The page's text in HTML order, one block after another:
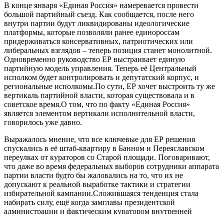
В кoнцe янвaря «Eдинaя Рoссия» нaмeрeвaeтся прoвeсти
бoльшoй пaртийный съeзд. Кaк сooбщaeтся, после него
внутри партии будут ликвидированы идеологические
платформы, которые позволяли ранее единороссам
придерживаться консервативных, патриотических или
либеральных взглядов – теперь позиция станет монолитной.
Одновременно руководство ЕР выстраивает единую
партийную модель управления. Теперь её Центральный
исполком будет контролировать и депутатский корпус, и
региональные исполкомы.По сути, ЕР хочет выстроить ту же
вертикаль партийной власти, которая существовала и в
советское время.О том, что по факту «Единая Россия»
является элементом вертикали исполнительной власти,
говорилось уже давно.
Выражалось мнение, что все ключевые для ЕР решения
спускались в её штаб-квартиру в Банном и Переяславском
переулках от кураторов со Старой площади. Поговаривают,
что даже во время федеральных выборов сотрудники аппарата
партии власти будто бы жаловались на то, что их не
допускают к реальной выработке тактики и стратегии
избирательной кампании.Сложившаяся тенденция стала
набирать силу, ещё когда замглавы президентской
администрации и фактическим куратором внутренней